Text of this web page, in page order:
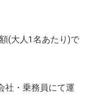
(大人1名あたり)で
社・乗務員にて運